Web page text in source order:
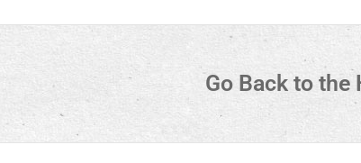
Go Back to the